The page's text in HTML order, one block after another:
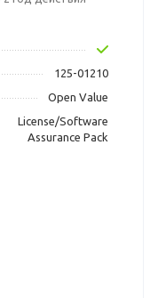
125-01210
Open Value
License/Software
Assurance Pack